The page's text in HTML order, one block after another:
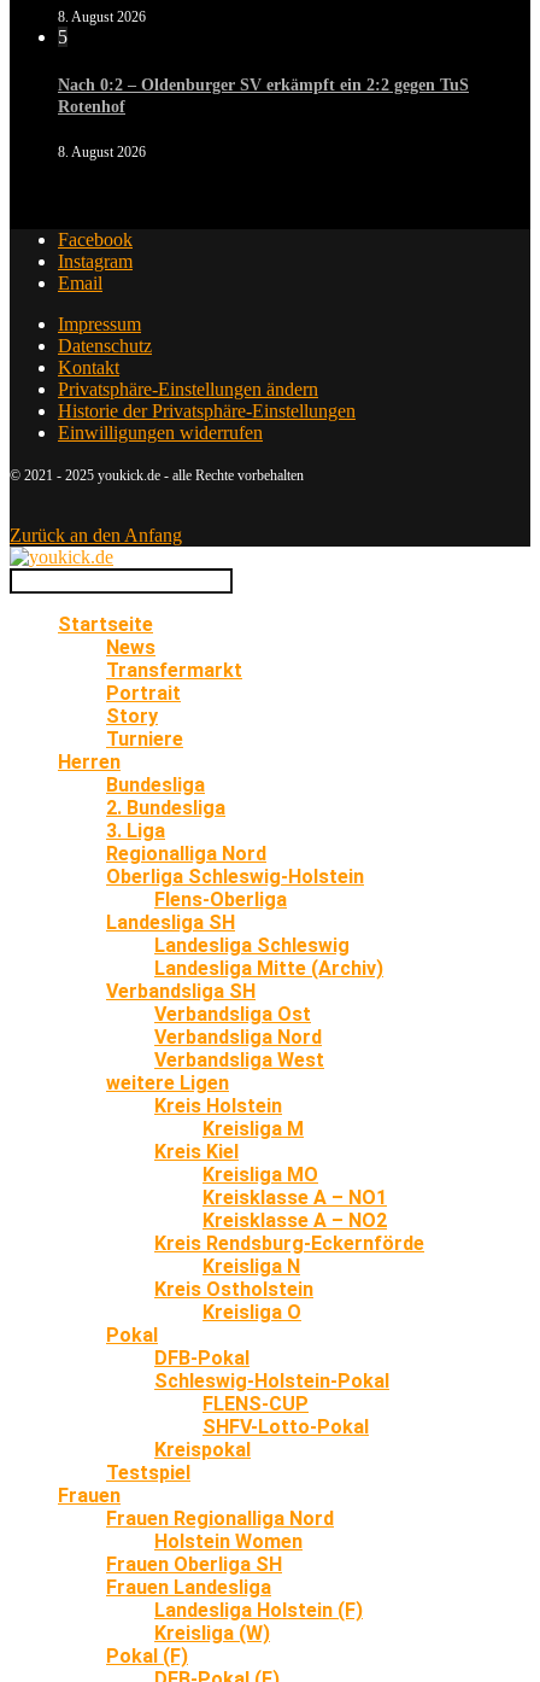
8. August 2026
5
Nach 0:2 – Oldenburger SV erkämpft ein 2:2 gegen TuS
Rotenhof
8. August 2026
Facebook
Instagram
Email
Impressum
Datenschutz
Kontakt
Privatsphäre-Einstellungen ändern
Historie der Privatsphäre-Einstellungen
Einwilligungen widerrufen
© 2021 - 2025 youkick.de - alle Rechte vorbehalten
Zurück an den Anfang
Startseite
News
Transfermarkt
Portrait
Story
Turniere
Herren
Bundesliga
2. Bundesliga
3. Liga
Regionalliga Nord
Oberliga Schleswig-Holstein
Flens-Oberliga
Landesliga SH
Landesliga Schleswig
Landesliga Mitte (Archiv)
Verbandsliga SH
Verbandsliga Ost
Verbandsliga Nord
Verbandsliga West
weitere Ligen
Kreis Holstein
Kreisliga M
Kreis Kiel
Kreisliga MO
Kreisklasse A – NO1
Kreisklasse A – NO2
Kreis Rendsburg-Eckernförde
Kreisliga N
Kreis Ostholstein
Kreisliga O
Pokal
DFB-Pokal
Schleswig-Holstein-Pokal
FLENS-CUP
SHFV-Lotto-Pokal
Kreispokal
Testspiel
Frauen
Frauen Regionalliga Nord
Holstein Women
Frauen Oberliga SH
Frauen Landesliga
Landesliga Holstein (F)
Kreisliga (W)
Pokal (F)